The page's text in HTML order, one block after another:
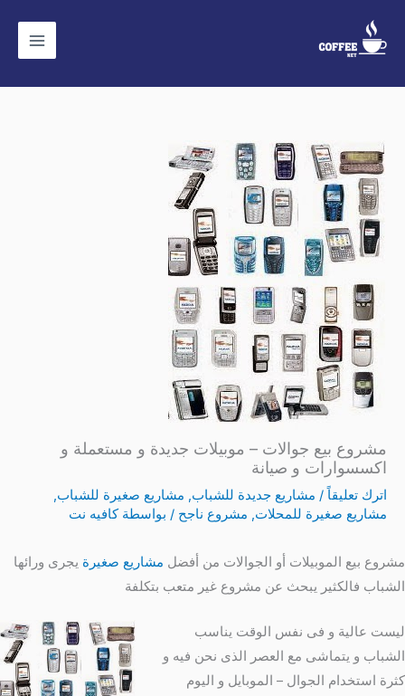
المحتوى
مشروع بيع جوالات – موبيلات جديدة و مستعملة و
اكسسوارات و صيانة
اترك تعليقاً / مشاريع جديدة للشباب, مشاريع صغيرة للشباب,
مشاريع صغيرة للمحلات, مشروع ناجح / بواسطة كافيه نت
مشروع بيع الموبيلات أو الجوالات من أفضل مشاريع صغيرة يجرى ورائها
الشباب فالكثير يبحث عن مشروع غير متعب بتكلفة
ليست عالية و فى نفس الوقت يناسب
الشباب و يتماشى مع العصر الذى نحن فيه و
كثرة استخدام الجوال – الموبايل و اليوم